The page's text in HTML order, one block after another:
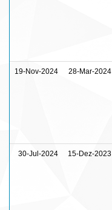
19-Nov-2024 28-Mar-2024
30-Jul-2024 15-Dez-2023